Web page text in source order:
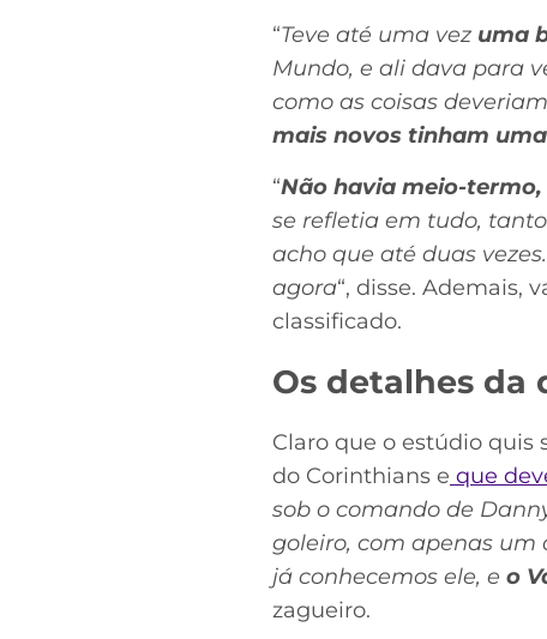
“Teve até uma vez uma
Mundo, e ali dava para
como as coisas
mais novos tinham
“Não havia meio-termo,
se refletia em tudo,
acho que até duas vezes.
agora“, disse. Ademais,
classificado.
Os detalhes da
Claro que o estúdio quis
do Corinthians e que
sob o comando de
goleiro, com apenas um
já conhecemos ele, e o
zagueiro.